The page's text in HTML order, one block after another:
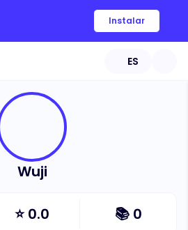
Instalar
ES
Wuji
⭐0.0 📚 0